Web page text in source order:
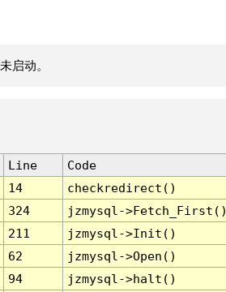
启动。
Line
Code
14
checkredirect()
324
jzmysql-
211
jzmysql->Init()
62
jzmysql->Open()
94
jzmysql->halt()